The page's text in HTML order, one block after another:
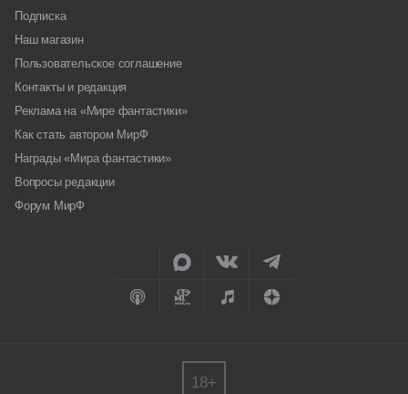
Подписка
Наш магазин
Пользовательское соглашение
Контакты и редакция
Реклама на «Мире фантастики»
Как стать автором МирФ
Награды «Мира фантастики»
Вопросы редакции
Форум МирФ
18+